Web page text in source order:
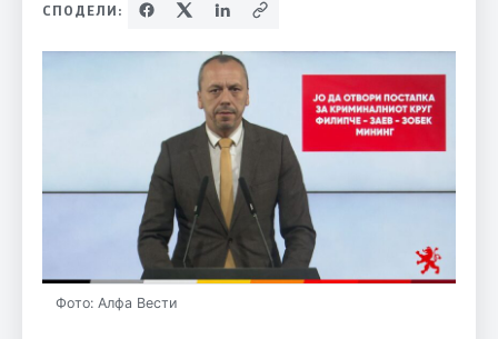
СПОДЕЛИ:
Фото: Алфа Вести